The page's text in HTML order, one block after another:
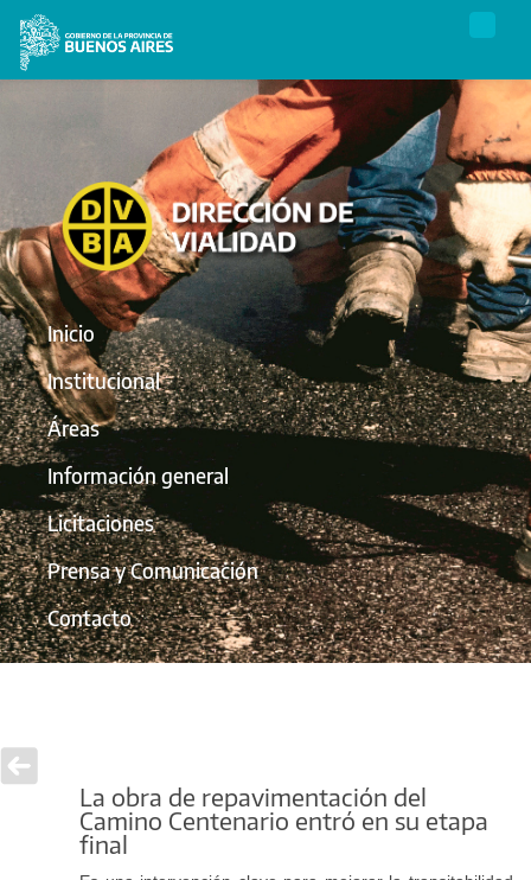
Inicio
Institucional
Áreas
Información general
Licitaciones
Prensa y Comunicación
Contacto
La obra de repavimentación del
Camino Centenario entró en su etapa
final